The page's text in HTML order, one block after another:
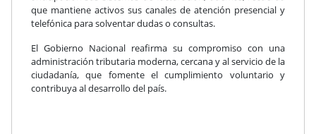
que mantiene activos sus canales de atención presencial y
telefónica para solventar dudas o consultas.
El Gobierno Nacional reafirma su compromiso con una
administración tributaria moderna, cercana y al servicio de la
ciudadanía, que fomente el cumplimiento voluntario y
contribuya al desarrollo del país.